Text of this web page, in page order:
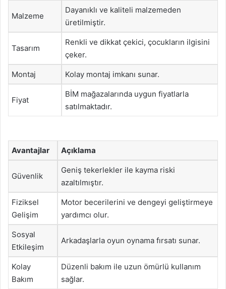
Malzeme
Dayanıklı ve kaliteli malzemeden
üretilmiştir.
Tasarım
Renkli ve dikkat çekici, çocukların ilgisini
çeker.
Montaj Kolay montaj imkanı sunar.
Fiyat
BİM mağazalarında uygun fiyatlarla
satılmaktadır.
Avantajlar Açıklama
Güvenlik
Geniş tekerlekler ile kayma riski
azaltılmıştır.
Fiziksel
Gelişim
Motor becerilerini ve dengeyi geliştirmeye
yardımcı olur.
Sosyal
Etkileşim
Arkadaşlarla oyun oynama fırsatı sunar.
Kolay
Bakım
Düzenli bakım ile uzun ömürlü kullanım
sağlar.